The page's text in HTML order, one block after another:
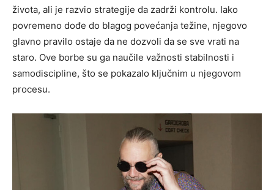
života, ali je razvio strategije da zadrži kontrolu. Iako
povremeno dođe do blagog povećanja težine, njegovo
glavno pravilo ostaje da ne dozvoli da se sve vrati na
staro. Ove borbe su ga naučile važnosti stabilnosti i
samodiscipline, što se pokazalo ključnim u njegovom
procesu.